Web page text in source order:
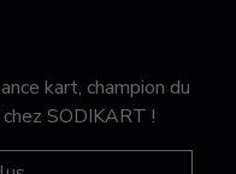
kart, champion du
SODIKART !